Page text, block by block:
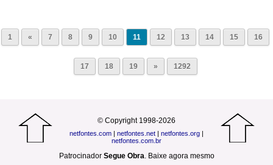
1 « 7 8 9 10 11 12 13 14 15 16
17 18 19 » 1292
© Copyright 1998-2026
netfontes.com | netfontes.net | netfontes.org |
netfontes.com.br
Patrocinador Segue Obra. Baixe agora mesmo